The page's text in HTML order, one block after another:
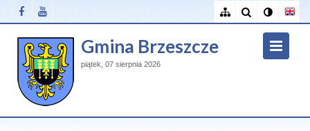
Gmina Brzeszcze
piątek, 07 sierpnia 2026